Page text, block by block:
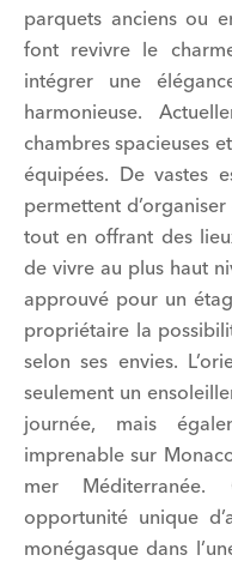
parquets anciens ou
font revivre le
intégrer une
harmonieuse.
chambres spacieuses
équipées. De vastes
permettent
tout en offrant des
de vivre au plus haut
approuvé pour un
propriétaire la
selon ses envies.
seulement un
journée, mais
imprenable sur
mer
opportunité unique
monégasque dans